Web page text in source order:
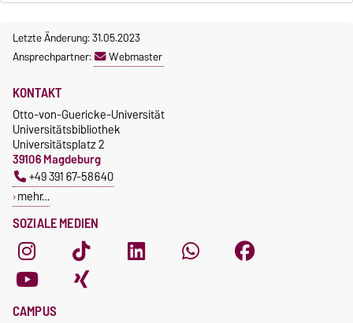
Letzte Änderung: 31.05.2023
Ansprechpartner:
Webmaster
SOZIALE MEDIEN
KONTAKT
Otto-von-Guericke-Universität
Universitätsbibliothek
Universitätsplatz 2
39106 Magdeburg
+49 391 67-58640
mehr…
CAMPUS